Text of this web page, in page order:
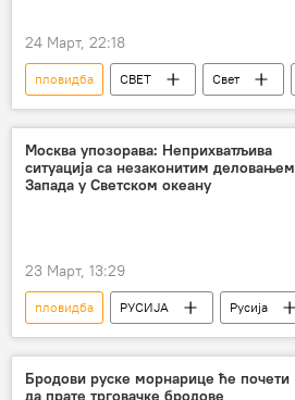
24 Март, 22:18
пловидба СВЕТ Свет
Ормуски мореуз
бродови
америчка агресија
Москва упозорава: Неприхватљива
ситуација са незаконитим деловањем
Запада у Светском океану
23 Март, 13:29
пловидба РУСИЈА
Русија
Средоземно море
Министарство спољних послова Русије
Бродови руске морнарице ће почети
да прате трговачке бродове